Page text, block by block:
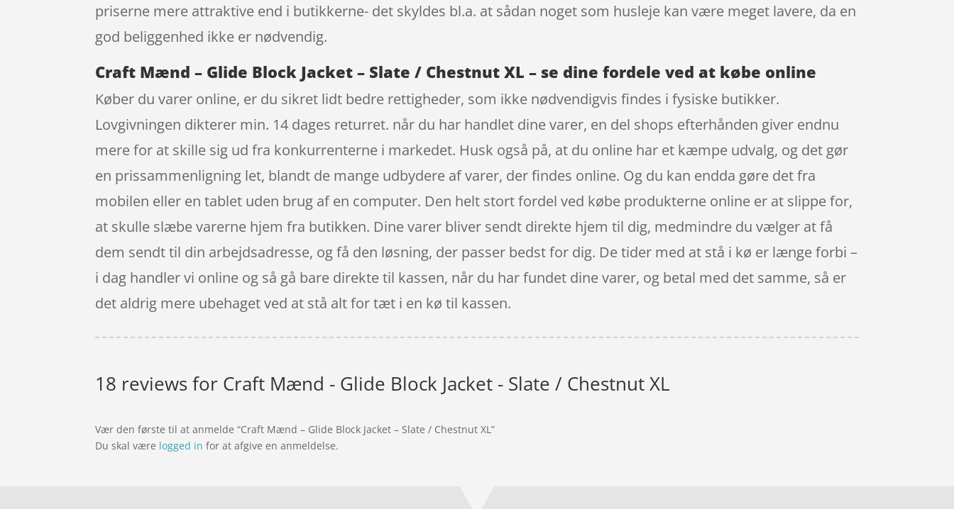
priserne mere attraktive end i butikkerne- det skyldes bl.a. at sådan noget som husleje kan være meget lavere, da en
god beliggenhed ikke er nødvendig.
Craft Mænd – Glide Block Jacket – Slate / Chestnut XL – se dine fordele ved at købe online
Køber du varer online, er du sikret lidt bedre rettigheder, som ikke nødvendigvis findes i fysiske butikker.
Lovgivningen dikterer min. 14 dages returret. når du har handlet dine varer, en del shops efterhånden giver endnu
mere for at skille sig ud fra konkurrenterne i markedet. Husk også på, at du online har et kæmpe udvalg, og det gør
en prissammenligning let, blandt de mange udbydere af varer, der findes online. Og du kan endda gøre det fra
mobilen eller en tablet uden brug af en computer. Den helt stort fordel ved købe produkterne online er at slippe for,
at skulle slæbe varerne hjem fra butikken. Dine varer bliver sendt direkte hjem til dig, medmindre du vælger at få
dem sendt til din arbejdsadresse, og få den løsning, der passer bedst for dig. De tider med at stå i kø er længe forbi –
i dag handler vi online og så gå bare direkte til kassen, når du har fundet dine varer, og betal med det samme, så er
det aldrig mere ubehaget ved at stå alt for tæt i en kø til kassen.
18 reviews for Craft Mænd - Glide Block Jacket - Slate / Chestnut XL
Vær den første til at anmelde “Craft Mænd – Glide Block Jacket – Slate / Chestnut XL”
Du skal være logged in for at afgive en anmeldelse.